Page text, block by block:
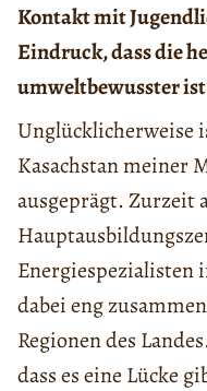
Kontakt mit
Eindruck, dass die
umweltbewusster
Unglücklicherweise
Kasachstan meiner
ausgeprägt. Zurzeit
Energiespezialisten
dabei eng
Regionen des
dass es eine Lücke